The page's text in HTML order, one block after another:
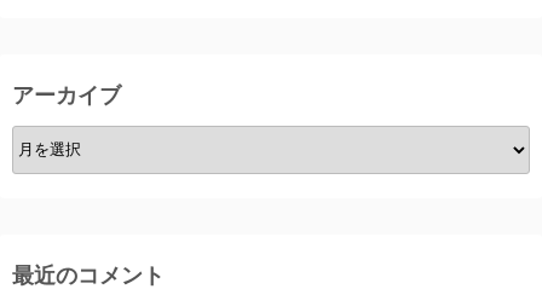
アーカイブ
ア
ー
ブ
最近のコメント